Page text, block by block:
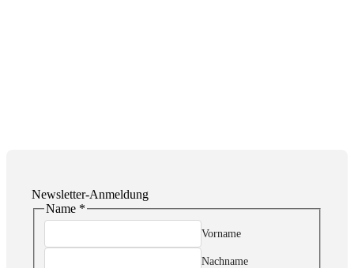
Newsletter-Anmeldung
Name *
Vorname
Nachname